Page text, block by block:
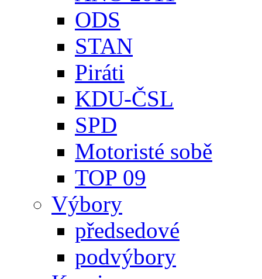
ODS
STAN
Piráti
KDU-ČSL
SPD
Motoristé sobě
TOP 09
Výbory
předsedové
podvýbory